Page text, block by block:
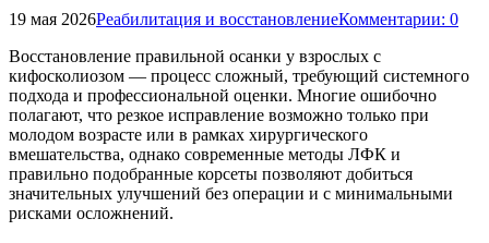
19 мая 2026Реабилитация и восстановлениеКомментарии: 0
Восстановление правильной осанки у взрослых с
кифосколиозом — процесс сложный, требующий системного
подхода и профессиональной оценки. Многие ошибочно
полагают, что резкое исправление возможно только при
молодом возрасте или в рамках хирургического
вмешательства, однако современные методы ЛФК и
правильно подобранные корсеты позволяют добиться
значительных улучшений без операции и с минимальными
рисками осложнений.